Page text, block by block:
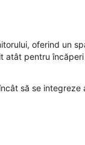
oferind un
atât pentru
să se integreze